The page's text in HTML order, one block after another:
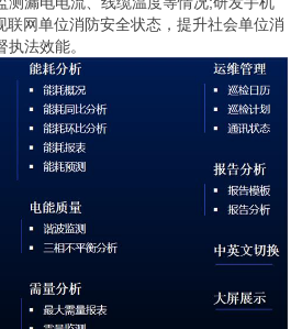
联网单位消防安全状态，提升社会单位消
法效能。